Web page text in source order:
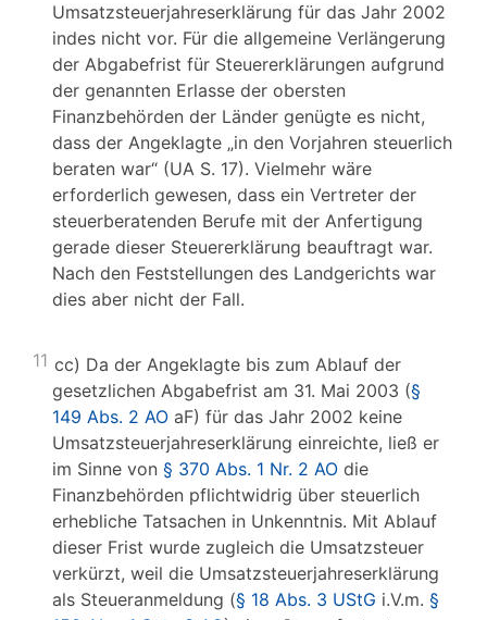
Umsatzsteuerjahreserklärung für das Jahr 2002
indes nicht vor. Für die allgemeine Verlängerung
der Abgabefrist für Steuererklärungen aufgrund
der genannten Erlasse der obersten
Finanzbehörden der Länder genügte es nicht,
dass der Angeklagte „in den Vorjahren steuerlich
beraten war“ (UA S. 17). Vielmehr wäre
erforderlich gewesen, dass ein Vertreter der
steuerberatenden Berufe mit der Anfertigung
gerade dieser Steuererklärung beauftragt war.
Nach den Feststellungen des Landgerichts war
dies aber nicht der Fall.
11 cc) Da der Angeklagte bis zum Ablauf der
gesetzlichen Abgabefrist am 31. Mai 2003 (§
149 Abs. 2 AO aF) für das Jahr 2002 keine
Umsatzsteuerjahreserklärung einreichte, ließ er
im Sinne von § 370 Abs. 1 Nr. 2 AO die
Finanzbehörden pflichtwidrig über steuerlich
erhebliche Tatsachen in Unkenntnis. Mit Ablauf
dieser Frist wurde zugleich die Umsatzsteuer
verkürzt, weil die Umsatzsteuerjahreserklärung
als Steueranmeldung (§ 18 Abs. 3 UStG i.V.m. §